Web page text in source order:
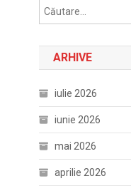
ARHIVE
iulie 2026
iunie 2026
mai 2026
aprilie 2026